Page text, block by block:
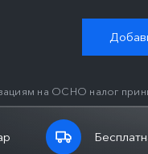
на ОСНО налог